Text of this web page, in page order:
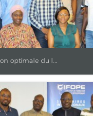
optimale du l...